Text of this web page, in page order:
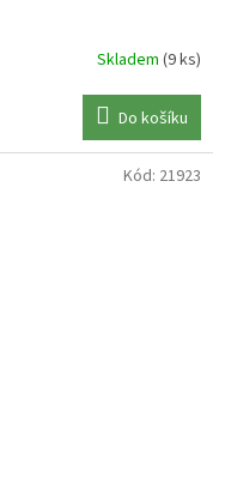
Skladem (9 ks)
Do košíku
Kód: 21923